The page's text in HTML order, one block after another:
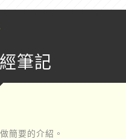
筆記
簡要的介紹。